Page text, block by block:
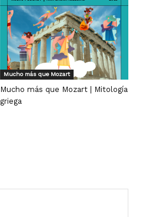
Mucho más que Mozart
Mucho más que Mozart | Mitología
griega